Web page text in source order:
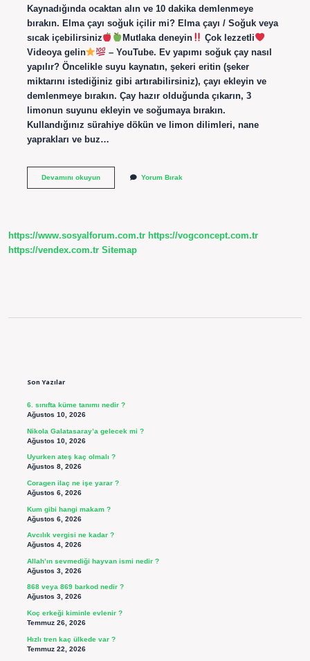
Kaynadığında ocaktan alın ve 10 dakika demlenmeye
bırakın. Elma çayı soğuk içilir mi? Elma çayı / Soğuk veya
sıcak içebilirsiniz
Mutlaka deneyin
Çok lezzetli
Videoya gelin
– YouTube. Ev yapımı soğuk çay nasıl
yapılır? Öncelikle suyu kaynatın, şekeri eritin (şeker
miktarını istediğiniz gibi artırabilirsiniz), çayı ekleyin ve
demlenmeye bırakın. Çay hazır olduğunda çıkarın, 3
limonun suyunu ekleyin ve soğumaya bırakın.
Kullandığınız sürahiye dökün ve limon dilimleri, nane
yaprakları ve buz…
Devamını okuyunElmalı
Yorum Bırak
https://www.sosyalforum.com.tr https://vogconcept.com.tr
https://vendex.com.tr Sitemap
Son Yazılar
6. sınıfta küme tanımı nedir ?
Ağustos 10, 2026
Nikola Galatasaray’a gelecek mi ?
Ağustos 10, 2026
Uyurken ateş kaç olmalı ?
Ağustos 8, 2026
Coragen ilaç ne işe yarar ?
Ağustos 6, 2026
Kum gibi hangi makam ?
Ağustos 6, 2026
Avcılık vergisi ne kadar ?
Ağustos 4, 2026
Allah’ın sevmediği hayvan ismi nedir ?
Ağustos 3, 2026
868 veya 869 barkod nedir ?
Ağustos 3, 2026
Koç erkeği kiminle evlenir ?
Temmuz 26, 2026
Hızlı tren kaç ülkede var ?
Temmuz 22, 2026